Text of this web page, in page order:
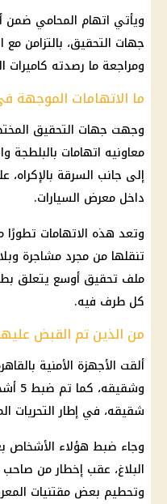
ويأتي اتهام المحامي ضمن
جهات التحقيق، بالتزامن
ومراجعة ما رصدته
ما الاتهامات الموجهة
معاونيه اتهامات بالبلطجة
إلى جانب السرقة
داخل معرض السيارات.
وتعد هذه الاتهامات تطورًا
تنقلها من مجرد مشاجرة
ملف تحقيق أوسع يتعلق
كل طرف فيه.
من الذين تم القبض
ألقت الأجهزة الأمنية
شقيقه، في إطار التحريات
وجاء ضبط هؤلاء الأشخاص
البلاغ، عقب إخطار من صاحب
وتحطيم بعض مقتنيات